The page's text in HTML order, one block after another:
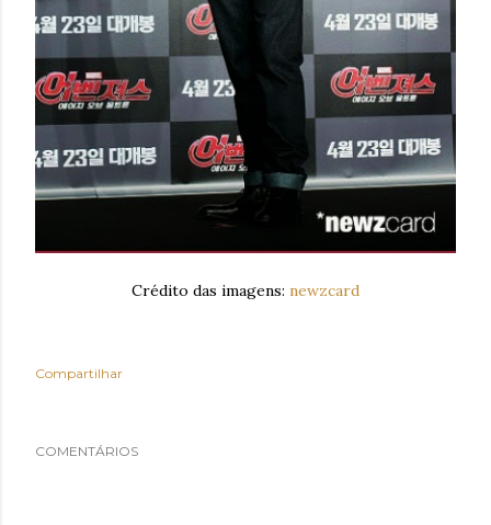
Crédito das imagens: newzcard
Compartilhar
COMENTÁRIOS